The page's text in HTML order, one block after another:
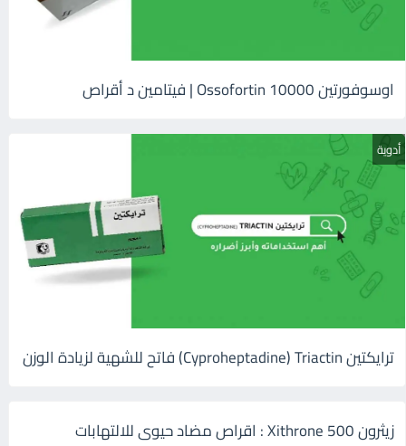
اوسوفورتين 10000 Ossofortin | فيتامين د أقراص
أدوية
ترايكتين Cyproheptadine) Triactin) فاتح للشهية لزيادة الوزن
زيثرون 500 Xithrone : اقراص مضاد حيوى للالتهابات